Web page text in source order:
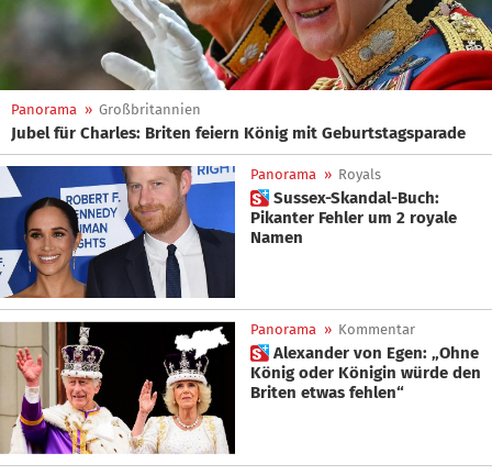
Panorama » Großbritannien
Jubel für Charles: Briten feiern König mit Geburtstagsparade
Panorama » Royals
 Sussex-Skandal-Buch:
Pikanter Fehler um 2 royale
Namen
Panorama » Kommentar
 Alexander von Egen: „Ohne
König oder Königin würde den
Briten etwas fehlen“